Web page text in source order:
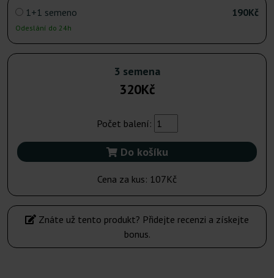
1+1 semeno
Odeslání do 24h
190Kč
3 semena
320Kč
Počet balení:
Do košíku
Cena za kus: 107Kč
Znáte už tento produkt? Přidejte recenzi a získejte
bonus.